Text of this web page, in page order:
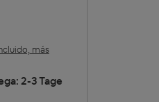
más
2-3 Tage